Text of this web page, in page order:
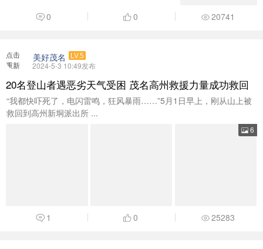
0 0 20741
点击
重新
美好茂名 LV.5
2024-5-3 10:49发布
20名登山者遇恶劣天气受困 茂名高州救援力量成功救回
“我都快吓死了，电闪雷鸣，狂风暴雨……”5月1日早上，刚从山上被
救回到高州新垌派出所 ...
6
1 0 25283